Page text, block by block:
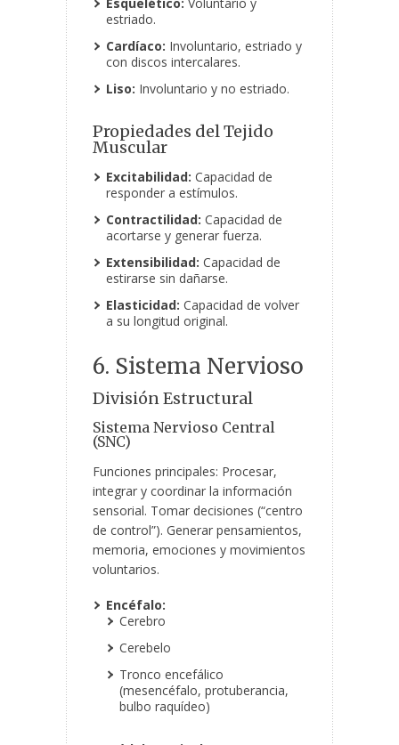
Esquelético: Voluntario y
estriado.
Cardíaco: Involuntario, estriado y
con discos intercalares.
Liso: Involuntario y no estriado.
Propiedades del Tejido
Muscular
Excitabilidad: Capacidad de
responder a estímulos.
Contractilidad: Capacidad de
acortarse y generar fuerza.
Extensibilidad: Capacidad de
estirarse sin dañarse.
Elasticidad: Capacidad de volver
a su longitud original.
6. Sistema Nervioso
División Estructural
Sistema Nervioso Central
(SNC)
Funciones principales: Procesar,
integrar y coordinar la información
sensorial. Tomar decisiones (“centro
de control”). Generar pensamientos,
memoria, emociones y movimientos
voluntarios.
Encéfalo:
Cerebro
Cerebelo
Tronco encefálico
(mesencéfalo, protuberancia,
bulbo raquídeo)